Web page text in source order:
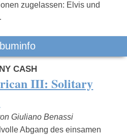
zugelassen: Elvis und
CASH
III: Solitary
Giuliano Benassi
Abgang des einsamen